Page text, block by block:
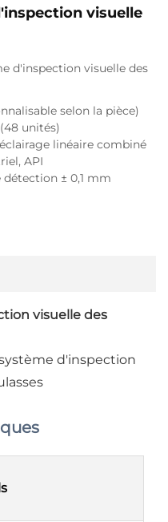
visuelle
d'inspection visuelle des
selon la pièce)
unités)
linéaire combiné
API
détection ± 0,1 mm
visuelle des
d'inspection